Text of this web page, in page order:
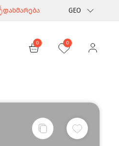
დახმარება GEO
Rus
0 0